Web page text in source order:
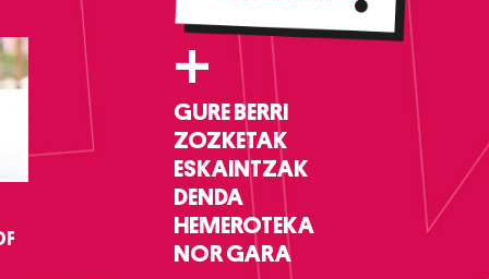
+
GURE BERRI
ZOZKETAK
ESKAINTZAK
DENDA
HEMEROTEKA
NOR GARA